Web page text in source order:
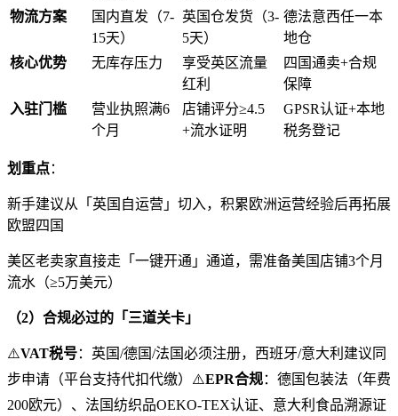
物流方案
国内直发（7-
15天）
英国仓发货（3-
5天）
德法意西任一本
地仓
核心优势
无库存压力
享受英区流量
红利
四国通卖+合规
保障
入驻门槛
营业执照满6
个月
店铺评分≥4.5
+流水证明
GPSR认证+本地
税务登记
划重点：
新手建议从「英国自运营」切入，积累欧洲运营经验后再拓展
欧盟四国
美区老卖家直接走「一键开通」通道，需准备美国店铺3个月
流水（≥5万美元）
（2）合规必过的「三道关卡」
⚠VAT税号：英国/德国/法国必须注册，西班牙/意大利建议同
步申请（平台支持代扣代缴）⚠EPR合规：德国包装法（年费
200欧元）、法国纺织品OEKO-TEX认证、意大利食品溯源证